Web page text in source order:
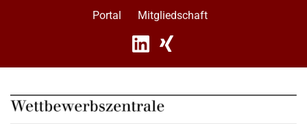
Portal Mitgliedschaft